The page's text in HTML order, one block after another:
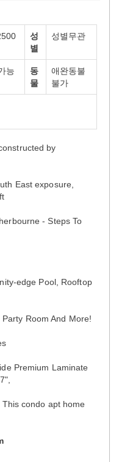
성
별
성별무관
능
동
물
애완동불
불가
by
East exposure,
- Steps To
edge Pool, Rooftop
Room And More!
Premium Laminate
condo apt home